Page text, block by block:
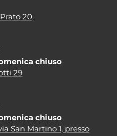
20
chiuso
29
chiuso
San Martino 1, presso